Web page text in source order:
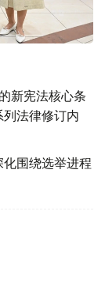
新宪法核心条
法律修订内
围绕选举进程